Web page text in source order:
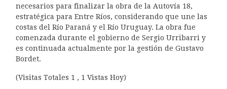
necesarios para finalizar la obra de la Autovía 18,
estratégica para Entre Ríos, considerando que une las
costas del Río Paraná y el Río Uruguay. La obra fue
comenzada durante el gobierno de Sergio Urribarri y
es continuada actualmente por la gestión de Gustavo
Bordet.
(Visitas Totales 1 , 1 Vistas Hoy)